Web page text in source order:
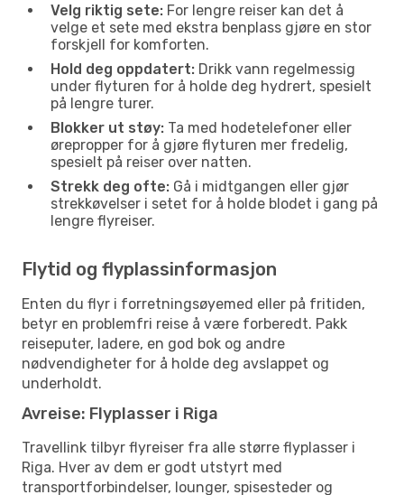
Velg riktig sete: For lengre reiser kan det å
velge et sete med ekstra benplass gjøre en stor
forskjell for komforten.
Hold deg oppdatert: Drikk vann regelmessig
under flyturen for å holde deg hydrert, spesielt
på lengre turer.
Blokker ut støy: Ta med hodetelefoner eller
ørepropper for å gjøre flyturen mer fredelig,
spesielt på reiser over natten.
Strekk deg ofte: Gå i midtgangen eller gjør
strekkøvelser i setet for å holde blodet i gang på
lengre flyreiser.
Flytid og flyplassinformasjon
Enten du flyr i forretningsøyemed eller på fritiden,
betyr en problemfri reise å være forberedt. Pakk
reiseputer, ladere, en god bok og andre
nødvendigheter for å holde deg avslappet og
underholdt.
Avreise: Flyplasser i Riga
Travellink tilbyr flyreiser fra alle større flyplasser i
Riga. Hver av dem er godt utstyrt med
transportforbindelser, lounger, spisesteder og